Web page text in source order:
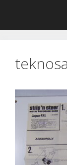
indhold